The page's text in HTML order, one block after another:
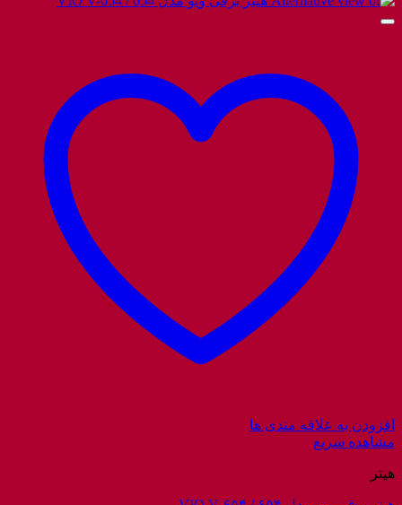
افزودن به علاقه مندی ها
مشاهده سریع
هیتر